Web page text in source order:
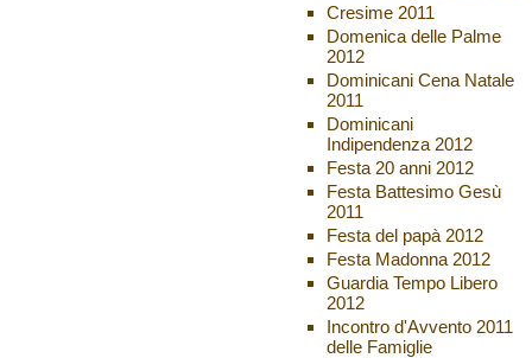
Cresime 2011
Domenica delle Palme
2012
Dominicani Cena Natale
2011
Dominicani
Indipendenza 2012
Festa 20 anni 2012
Festa Battesimo Gesù
2011
Festa del papà 2012
Festa Madonna 2012
Guardia Tempo Libero
2012
Incontro d'Avvento 2011
delle Famiglie